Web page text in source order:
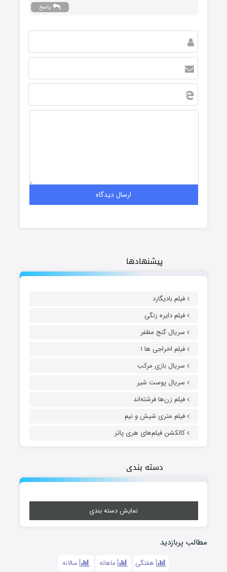
پیشنهادها
فیلم بادیگارد
فیلم دایره زنگی
سریال گنج مظفر
فیلم اخراجی ها ۱
سریال بازی مرکب
سریال پوست شیر
فیلم زن‌ها فرشته‌اند
فیلم متری شیش و نیم
کالکشن فیلم‌های هری پاتر
دسته بندی
نمایش دسته بندی
مطالب پربازدید
هفتگی ماهانه سالانه
پاسخ